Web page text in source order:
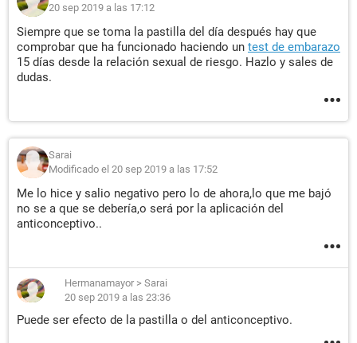
20 sep 2019 a las 17:12
Siempre que se toma la pastilla del día después hay que
comprobar que ha funcionado haciendo un test de embarazo
15 días desde la relación sexual de riesgo. Hazlo y sales de
dudas.
Sarai
Modificado el 20 sep 2019 a las 17:52
Me lo hice y salio negativo pero lo de ahora,lo que me bajó
no se a que se debería,o será por la aplicación del
anticonceptivo..
Hermanamayor > Sarai
20 sep 2019 a las 23:36
Puede ser efecto de la pastilla o del anticonceptivo.